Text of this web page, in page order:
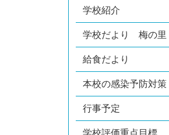
学校紹介
学校だより 梅の里
給食だより
本校の感染予防対策
行事予定
学校評価重点目標